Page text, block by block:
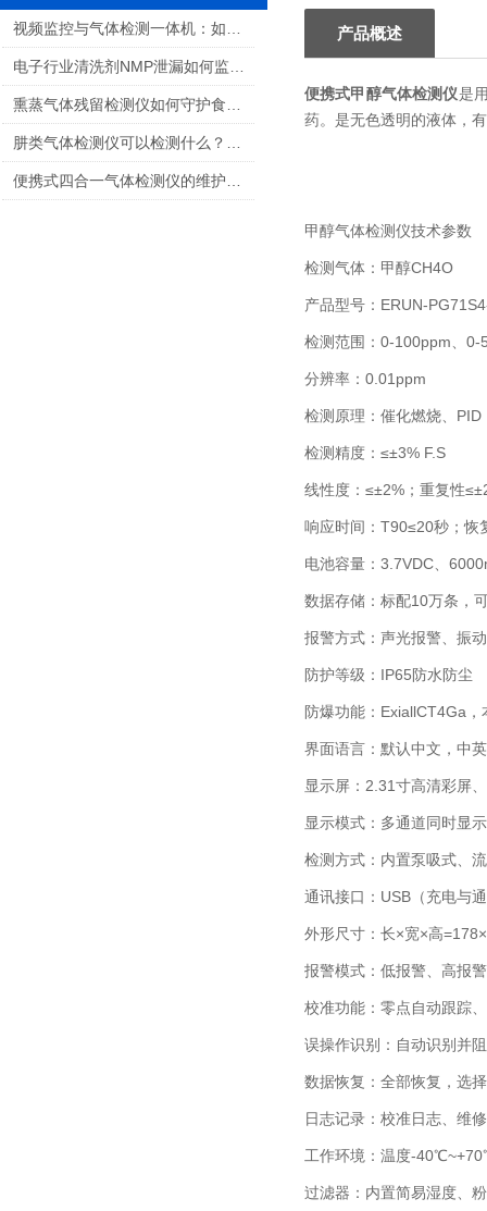
产品概述
便携式甲醇气体检测仪是
药。是无色透明的液体，
甲醇气体检测仪技术参数
检测气体：甲醇CH4O
产品型号： ERUN-
检测范围： 0-100ppm 0-
分辨率： 0.01ppm
检测原理：催化燃烧、 PID
检测精度：≤±3% F.S
线性度：≤±2% ；重复性≤±
响应时间： T90≤20秒；恢
电池容量： 3.7VDC
数据存储：标配10万条，
报警方式：声光报警、振
防护等级： IP65防水防尘
防爆功能： ExiallCT4Ga
界面语言：默认中文，中
显示屏： 2.31寸高清彩屏、
显示模式：多通道同时显
检测方式：内置泵吸式、
通讯接口： USB （充电与
外形尺寸：长×宽×高=178×
报警模式：低报警、高报
校准功能：零点自动跟踪
误操作识别：自动识别并
数据恢复：全部恢复，选
日志记录：校准日志、维
工作环境：温度-40℃~+70
过滤器：内置简易湿度、